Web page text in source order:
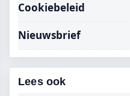
Cookiebeleid
Nieuwsbrief
Lees ook